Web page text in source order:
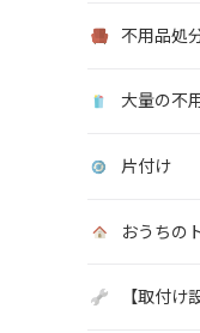
不用品処
大量の不
片付け
おうちの
【取付け